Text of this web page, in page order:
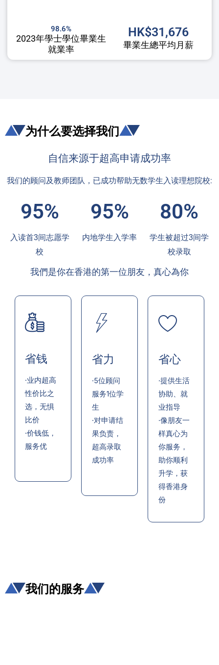
98.6%
2023年學士學位畢業生
就業率
HK$31,676
畢業生總平均月薪
为什么要选择我们
自信来源于超高申请成功率
我们的顾问及教师团队，已成功帮助无数学生入读理想院校:
95%
入读首3间志愿学
校
95%
内地学生入学率
80%
学生被超过3间学
校录取
我們是你在香港的第一位朋友，真心為你
省钱
·业内超高
性价比之
选，无惧
比价
·价钱低，
服务优
省力
·5位顾问
服务1位学
生
·对申请结
果负责，
超高录取
成功率
省心
·提供生活
协助、就
业指导
·像朋友一
样真心为
你服务，
助你顺利
升学，获
得香港身
份
我们的服务